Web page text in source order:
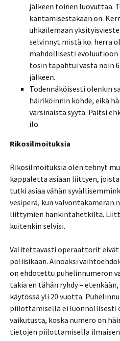
jälkeen toinen luovuttaa.
kantamisestakaan on.
uhkailemaan
selvinnyt mistä ko. herra
mahdollisesti
tosin tapahtui vasta noin
jälkeen.
Todennäköisesti olenkin
häiriköinnin kohde, eikä
varsinaista syytä. Paitsi
ilo.
Rikosilmoituksia
Rikosilmoituksia olen tehnyt
kappaletta asiaan liittyen,
tutki asiaa vähän
vesiperä, kun valvontakameran
liittymien hankintahetkiltä.
kuitenkin selvisi.
Valitettavasti operaattorit eivät
poliisikaan. Ainoaksi
on ehdotettu puhelinnumeron
takia en tähän ryhdy –
käytössä yli 20 vuotta.
piilottamisella ei luonnollisesti
vaikutusta, koska numero on
tietojen piilottamisella